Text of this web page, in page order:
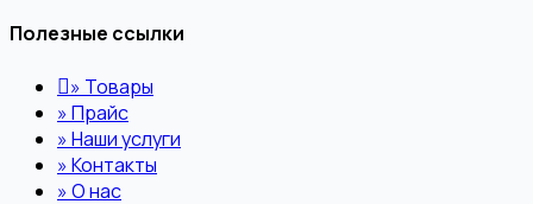
Полезные ссылки
» Товары
»Прайс
»Наши услуги
»Контакты
»О нас